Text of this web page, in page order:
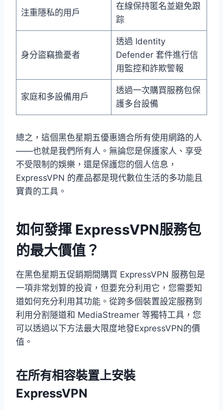
注重隱私的用戶
在線保持匿名並避免跟
踪
身分盜竊擔憂者
透過 Identity
Defender 套件進行信
用監控和詐欺警報
家庭和多設備用戶
透過一次購買服務包保
護多台設備
總之，這個黑色星期五優惠適合所有使用網路的人
——也就是我們所有人。無論您是保護家人、享受
不受限制的娛樂，還是保護您的個人信息，
ExpressVPN 的產品都是現代數位生活的多功能且
寶貴的工具。
如何發揮 ExpressVPN服務包
的最大價值？
在黑色星期五促銷期間購買 ExpressVPN 服務包是
一項非常划算的投資，但要充分利用它，您需要知
道如何充分利用其功能。從跨多個裝置設定服務到
利用分割隧道和 MediaStreamer 等獨特工具，您
可以透過以下方法最大限度地發ExpressVPN的價
值。
在所有相容裝置上安裝
ExpressVPN